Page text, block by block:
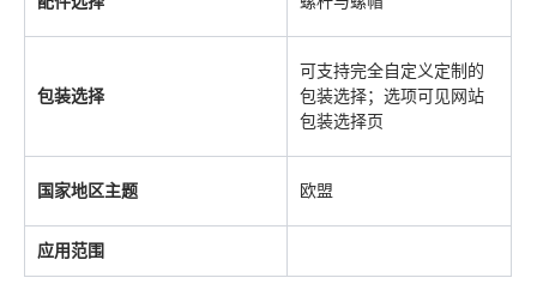
包装选择
可支持完全自定义定制的
包装选择；选项可见网站
包装选择页
国家地区主题 欧盟
应用范围